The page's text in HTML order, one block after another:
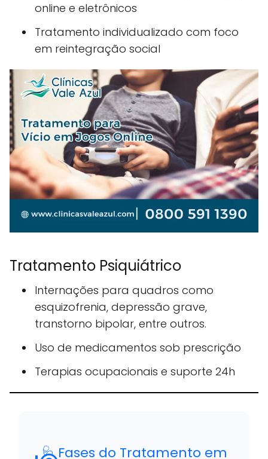
online e eletrônicos
Tratamento individualizado com foco
em reintegração social
Tratamento Psiquiátrico
Internações para quadros como
esquizofrenia, depressão grave,
transtorno bipolar, entre outros.
Uso de medicamentos sob prescrição
Terapias ocupacionais e suporte 24h
🩺 Fases do Tratamento em